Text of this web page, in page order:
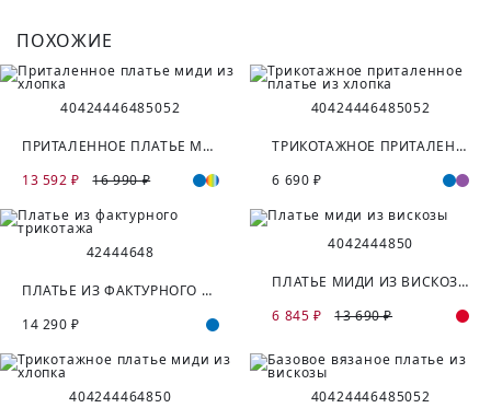
ПОХОЖИЕ
40424446485052
ПРИТАЛЕННОЕ ПЛАТЬЕ МИДИ ИЗ ХЛОПКА
13 592 ₽
16 990 ₽
40424446485052
ТРИКОТАЖНОЕ ПРИТАЛЕННОЕ ПЛАТЬЕ ИЗ ХЛОПКА
6 690 ₽
42444648
ПЛАТЬЕ ИЗ ФАКТУРНОГО ТРИКОТАЖА
14 290 ₽
4042444850
ПЛАТЬЕ МИДИ ИЗ ВИСКОЗЫ
6 845 ₽
13 690 ₽
404244464850 40424446485052